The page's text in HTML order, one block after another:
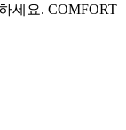
세요. COMFORT